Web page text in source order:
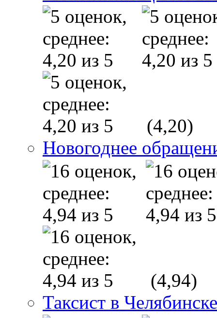
(4,20)
Новогоднее
(4,94)
Таксист в